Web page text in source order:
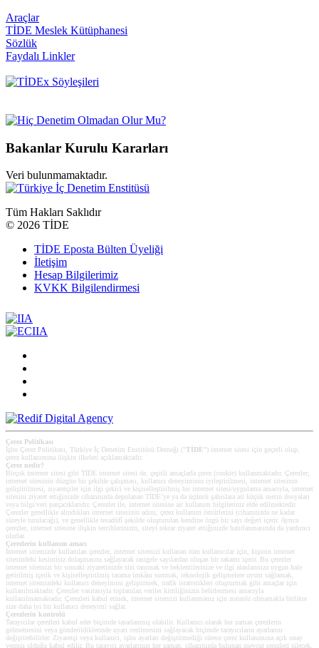
Araçlar
TİDE Meslek Kütüphanesi
Sözlük
Faydalı Linkler
Bakanlar Kurulu Kararları
Veri bulunmamaktadır.
Tüm Hakları Saklıdır
© 2026 TİDE
TİDE Eposta Bülten Üyeliği
İletişim
Hesap Bilgilerimiz
KVKK Bilgilendirmesi
Çerez Politikası
İşbu Çerez Politikası, Türkiye İç Denetim Enstitüsü Derneği (" TİDE ") internet sitesi için geçerli olup,
çerez kullanımına ilişkin ilkeleri açıklamaktadır.
Çerez nedir?
Birçok internet sitesi gibi TİDE internet sitesi de, çeşitli amaçlarla çerez (cookie) kullanmaktadır. Çerezler;
internet sitesinin düzgün bir şekilde çalışması, kullanıcı deneyiminin iyileştirilmesi, internet sitesinin
geliştirilmesi, ziyaretçiler için ilgi çekici ve kişiselleştirilmiş bir internet sitesi/uygulama amacıyla, internet
sitesini ziyaret ettiğinizde cihazınızda depolanan TİDE’ye ya da üçüncü şahıslara ait küçük metin dosyaları
veya bilgi/veri parçacıklarıdır. Çerezler ile, internet sitesine ait kullanım bilgileriniz elde edilmektedir.
Çerezler genellikle alındıkları internet sitesinin adını, çerez kullanım ömürlerini (cihazınızda ne kadar
süreyle tutulacağı), ve genellikle tesadüfî şekilde oluşturulan kendine özgü bir sayı değeri içerir. Ayrıca
çerezler, internet sitesine ilişkin tercihlerinizin, siteyi tekrar ziyaret ettiğinizde hatırlanmasında da yardımcı
olurlar.
Çerezlerin kullanım amacı
Internet sitemizde kullanılan çerezler, internet sitemizi kullanan tüm kullanıcılar için, kişinin internet
sitesindeki kesintisiz dolaşmasını sağlayacak rastgele sayılardan oluşan bir rakamı içerir. Bu çerezler
internet sitemizi bir sonraki ziyaretinizde sizi tanımak ve beklentilerinize ve ilgi alanlarınıza uygun hale
getirilmiş içerik ve kişiselleştirilmiş tarama imkânı sunmak, teknolojik gelişmelere uyum sağlamak,
internet sitemizdeki kullanıcı deneyimini geliştirmek, trafik istatistikleri oluşturmak gibi amaçlar için
kullanılmaktadır. Çerezler vasıtasıyla toplanılan veriler kimliğinizin belirlenmesi amacıyla
kullanılmamaktadır. Çerezleri kabul etmek, internet sitemizi kullanmanız için zorunlu olmamakla birlikte
size daha iyi bir kullanıcı deneyimi sağlar.
Çerezlerin kontrolü
Tarayıcılar çerezleri kabul eder biçimde tasarlanmış olabilir. Kullanıcı olarak her zaman çerezlerin
gelmemesini veya gönderildiklerinde uyarı verilmesini sağlayacak biçimde tarayıcıların ayarlarını
değiştirebilirler. Ziyaretçi veya kullanıcı, işbu ayarları değiştirmediği sürece çerez kullanımına açık onay
vermiş olduğu kabul edilir. Bu tarayıcı ayarlarınızı her zaman, cihazınızda bulunan mevcut çerezleri silecek,